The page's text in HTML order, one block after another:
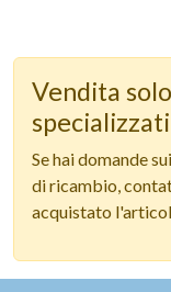
Vendita
Se hai domande
di ricambio,
acquistato